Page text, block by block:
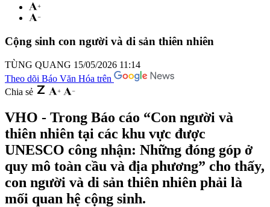
Cộng sinh con người và di sản thiên nhiên
TÙNG QUANG 15/05/2026 11:14
Theo dõi Báo Văn Hóa trên
Chia sẻ
VHO - Trong Báo cáo “Con người và
thiên nhiên tại các khu vực được
UNESCO công nhận: Những đóng góp ở
quy mô toàn cầu và địa phương” cho thấy,
con người và di sản thiên nhiên phải là
mối quan hệ cộng sinh.